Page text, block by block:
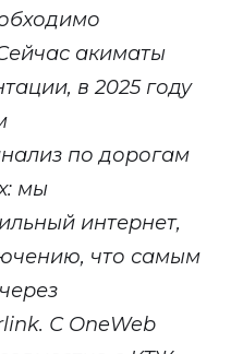
акиматы
в 2025 году
по дорогам
мы
интернет,
что самым
С OneWeb